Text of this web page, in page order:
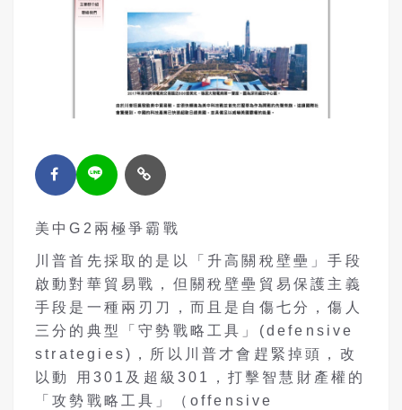
美中G2兩極爭霸戰
川普首先採取的是以「升高關稅壁壘」手段
啟動對華貿易戰，但關稅壁壘貿易保護主義
手段是一種兩刃刀，而且是自傷七分，傷人
三分的典型「守勢戰略工具」(defensive
strategies)，所以川普才會趕緊掉頭，改
以動 用301及超級301，打擊智慧財產權的
「攻勢戰略工具」（offensive